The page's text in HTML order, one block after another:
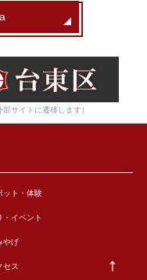
部サイトに遷移します）
ット・体験
・イベント
やげ
セス